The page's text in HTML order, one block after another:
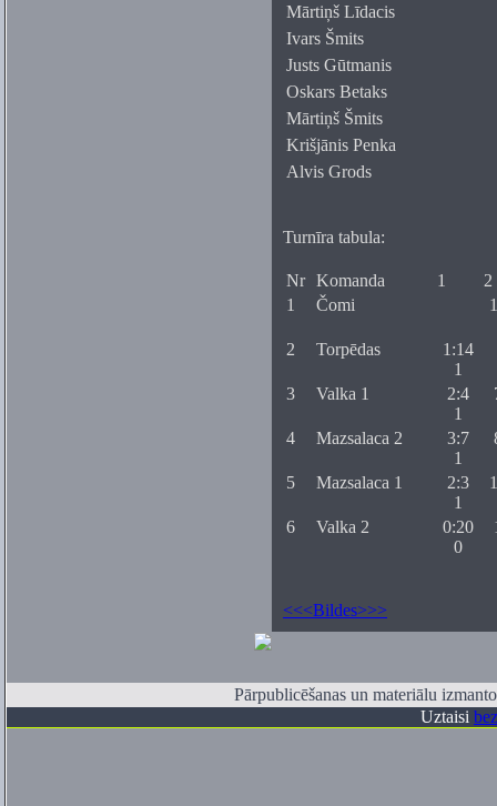
Mārtiņš Līdacis
Ivars Šmits
Justs Gūtmanis
Oskars Betaks
Mārtiņš Šmits
Krišjānis Penka
Alvis Grods
Turnīra tabula:
Nr Komanda 1
2
1
Čomi
2 Torpēdas
1:14
1
3
Valka 1
2:4
1
4 Mazsalaca 2
3:7
1
5 Mazsalaca 1
2:3
1
6 Valka 2
0:20
0
<<<Bildes>>>
Pārpublicēšanas un materiālu
Uztaisi